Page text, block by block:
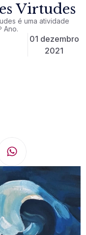
Virtudes
é uma atividade
Ano.
01 dezembro
2021